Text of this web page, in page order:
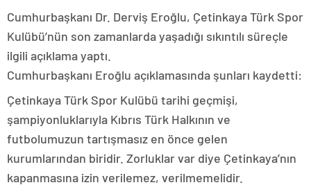
Cumhurbaşkanı Dr. Derviş Eroğlu, Çetinkaya Türk Spor
Kulübü’nün son zamanlarda yaşadığı sıkıntılı süreçle
ilgili açıklama yaptı.
Cumhurbaşkanı Eroğlu açıklamasında şunları kaydetti:
Çetinkaya Türk Spor Kulübü tarihi geçmişi,
şampiyonluklarıyla Kıbrıs Türk Halkının ve
futbolumuzun tartışmasız en önce gelen
kurumlarından biridir. Zorluklar var diye Çetinkaya’nın
kapanmasına izin verilemez, verilmemelidir.